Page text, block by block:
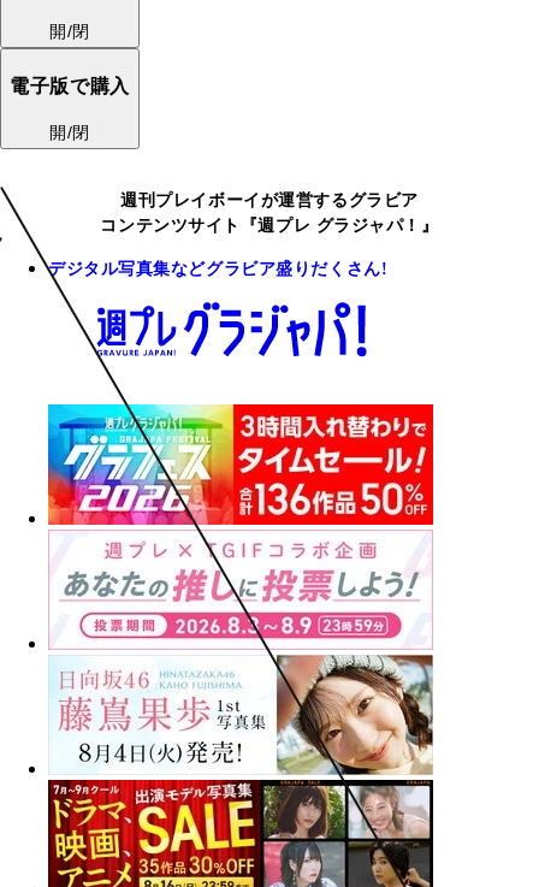
開/閉
電子版で購入
開/閉
週刊プレイボーイが運営するグラビア
コンテンツサイト『週プレ グラジャパ！』
デジタル写真集などグラビア盛りだくさん!